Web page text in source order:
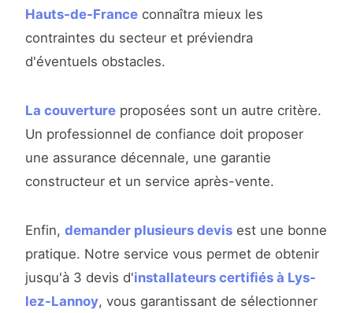
Hauts-de-France connaîtra mieux les
contraintes du secteur et préviendra
d'éventuels obstacles.
La couverture proposées sont un autre critère.
Un professionnel de confiance doit proposer
une assurance décennale, une garantie
constructeur et un service après-vente.
Enfin, demander plusieurs devis est une bonne
pratique. Notre service vous permet de obtenir
jusqu'à 3 devis d'installateurs certifiés à Lys-
lez-Lannoy, vous garantissant de sélectionner